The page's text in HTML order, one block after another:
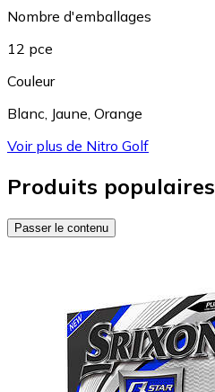
Nombre d'emballages
12 pce
Couleur
Blanc, Jaune, Orange
Voir plus de Nitro Golf
Produits populaires
Passer le contenu